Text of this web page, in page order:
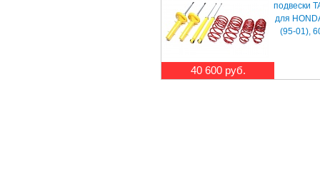
40 600 руб.
подвески
для
(95-01),